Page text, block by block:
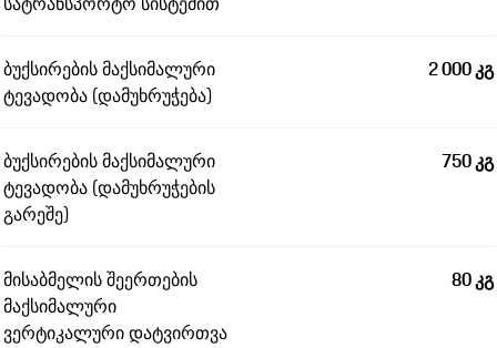
ბუქსირების მაქსიმალური
ტევადობა (დამუხრუჭება)
2 000 კგ
ბუქსირების მაქსიმალური
ტევადობა (დამუხრუჭების
გარეშე)
750 კგ
მისაბმელის შეერთების
მაქსიმალური
ვერტიკალური დატვირთვა
80 კგ